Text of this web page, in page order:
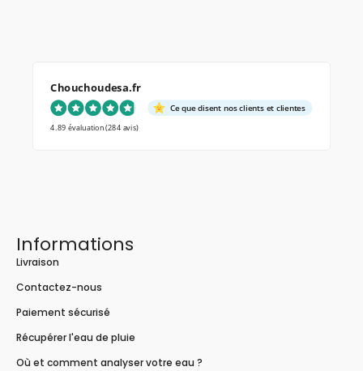
Chouchoudesa.fr
Ce que disent nos clients et clientes
4.89 évaluation(284 avis)
Informations
Livraison
Contactez-nous
Paiement sécurisé
Récupérer l'eau de pluie
Où et comment analyser votre eau ?